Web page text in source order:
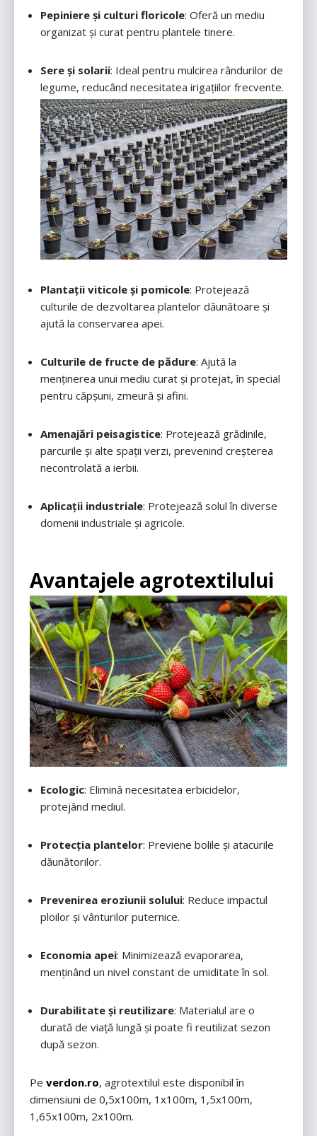
Pepiniere și culturi floricole: Oferă un mediu
organizat și curat pentru plantele tinere.
Sere și solarii: Ideal pentru mulcirea rândurilor de
legume, reducând necesitatea irigațiilor frecvente.
Plantații viticole și pomicole: Protejează
culturile de dezvoltarea plantelor dăunătoare și
ajută la conservarea apei.
Culturile de fructe de pădure: Ajută la
menținerea unui mediu curat și protejat, în special
pentru căpșuni, zmeură și afini.
Amenajări peisagistice: Protejează grădinile,
parcurile și alte spații verzi, prevenind creșterea
necontrolată a ierbii.
Aplicații industriale: Protejează solul în diverse
domenii industriale și agricole.
Avantajele agrotextilului
Ecologic: Elimină necesitatea erbicidelor,
protejând mediul.
Protecția plantelor: Previene bolile și atacurile
dăunătorilor.
Prevenirea eroziunii solului: Reduce impactul
ploilor și vânturilor puternice.
Economia apei: Minimizează evaporarea,
menținând un nivel constant de umiditate în sol.
Durabilitate și reutilizare: Materialul are o
durată de viață lungă și poate fi reutilizat sezon
după sezon.
Peverdon.ro, agrotextilul este disponibil în
dimensiuni de 0,5x100m, 1x100m, 1,5x100m,
1,65x100m, 2x100m.